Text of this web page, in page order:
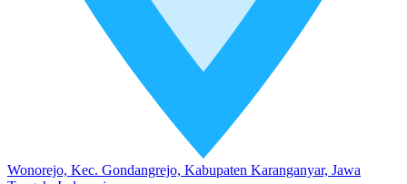
Wonorejo, Kec. Gondangrejo, Kabupaten Karanganyar, Jawa